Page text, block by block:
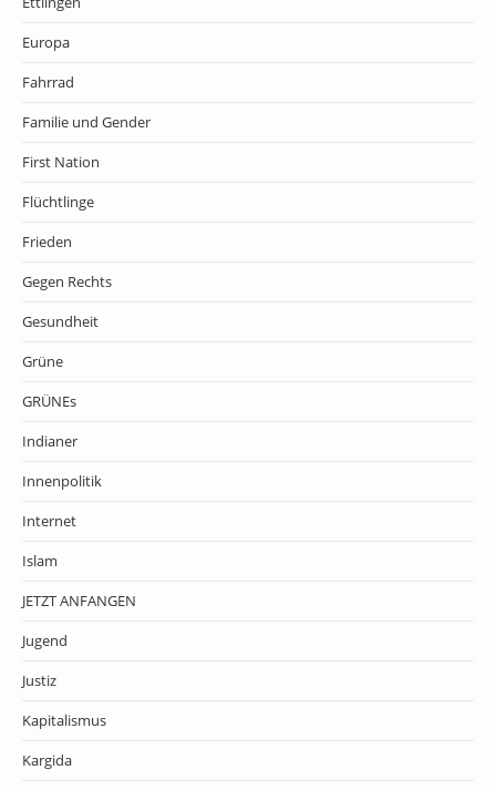
Europa
Fahrrad
Familie und Gender
First Nation
Flüchtlinge
Frieden
Gegen Rechts
Gesundheit
Grüne
GRÜNEs
Indianer
Innenpolitik
Internet
Islam
JETZT ANFANGEN
Jugend
Justiz
Kapitalismus
Kargida